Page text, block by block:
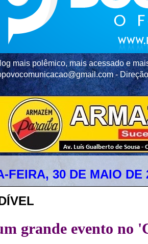
mais polêmico, mais acessado e
-
FEIRA, 30 DE MAIO DE
grande evento no